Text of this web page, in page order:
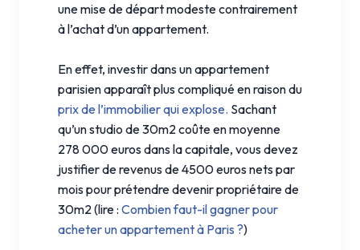
une mise de départ modeste contrairement
à l’achat d’un appartement.
En effet, investir dans un appartement
parisien apparaît plus compliqué en raison du
prix de l’immobilier qui explose. Sachant
qu’un studio de 30m2 coûte en moyenne
278 000 euros dans la capitale, vous devez
justifier de revenus de 4500 euros nets par
mois pour prétendre devenir propriétaire de
30m2 (lire : Combien faut-il gagner pour
acheter un appartement à Paris ?)